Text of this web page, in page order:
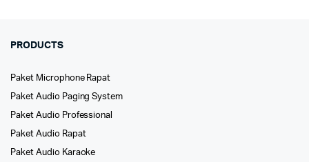
PRODUCTS
Paket Microphone Rapat
Paket Audio Paging System
Paket Audio Professional
Paket Audio Rapat
Paket Audio Karaoke